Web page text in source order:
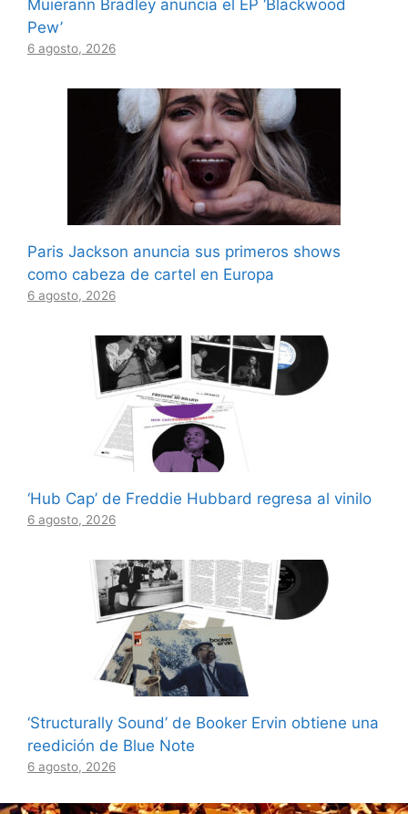
Muierann Bradley anuncia el EP ‘Blackwood
Pew’
6 agosto, 2026
Paris Jackson anuncia sus primeros shows
como cabeza de cartel en Europa
6 agosto, 2026
‘Hub Cap’ de Freddie Hubbard regresa al vinilo
6 agosto, 2026
‘Structurally Sound’ de Booker Ervin obtiene una
reedición de Blue Note
6 agosto, 2026